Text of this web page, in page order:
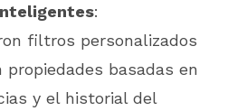
:
filtros personalizados
propiedades basadas en
y el historial del